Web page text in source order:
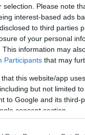
selection. Please note
interest-based ads
to third parties
of your personal
This information may
Participants that may
that this website/app
but not limited
to Google and its
consent section.
Gtg någonstans i
att gå upp,
gtg!!! packa affes